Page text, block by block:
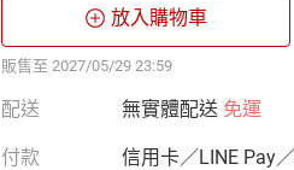
放入購物車
販售至 2027/05/29 23:59
配送 無實體配送 免運
付款 信用卡／LINE Pay